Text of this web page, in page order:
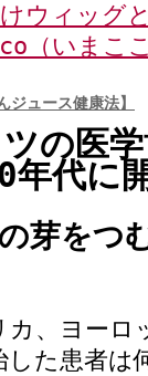
けウィッグ
（いまこ
ジュース健康法】
ツの医
年代に
芽をつ
カ、ヨーロ
した患者は